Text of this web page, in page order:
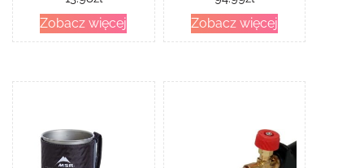
Zobacz więcej Zobacz więcej